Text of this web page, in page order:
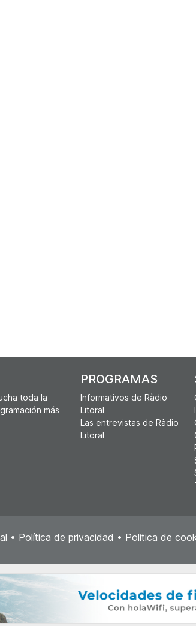
toda la
más
PROGRAMAS
Informativos de Ràdio
Litoral
Las entrevistas de Ràdio
Litoral
• Política de privacidad • Politica de